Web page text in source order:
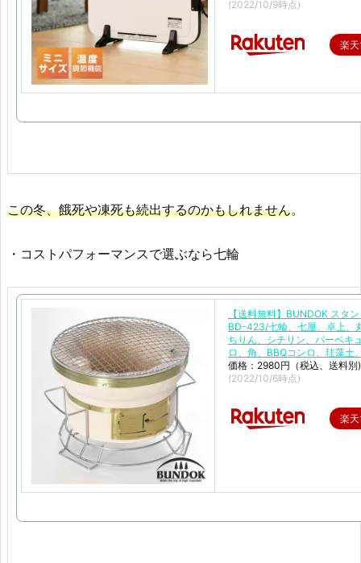
(2022/10/9時点)
楽
この冬、餓死や凍死も続出するのかもしれません。
・コストパフォーマンスで選ぶなら七輪
【送料無料】BUNDOK スタ
BD-423/七輪、七厘、卓上、
ちりん、シチリン、バーベキ
ロ、角、BBQコンロ、珪藻土
価格：2980円（税込、送料別)
(2022/10/6時点)
楽